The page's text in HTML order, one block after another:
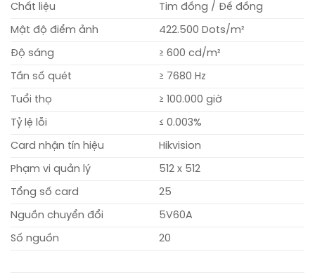
Chất liệu Tim đồng / Đế đồng
Mật độ điểm ảnh 422.500 Dots/m²
Độ sáng ≥ 600 cd/m²
Tần số quét ≥ 7680 Hz
Tuổi thọ ≥ 100.000 giờ
Tỷ lệ lỗi ≤ 0.003%
Card nhận tín hiệu Hikvision
Phạm vi quản lý 512 x 512
Tổng số card 25
Nguồn chuyển đổi 5V60A
Số nguồn 20